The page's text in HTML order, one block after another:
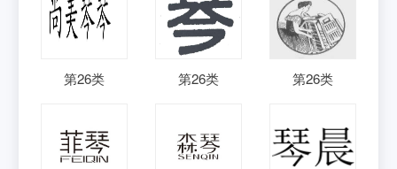
第26类 第26类 第26类